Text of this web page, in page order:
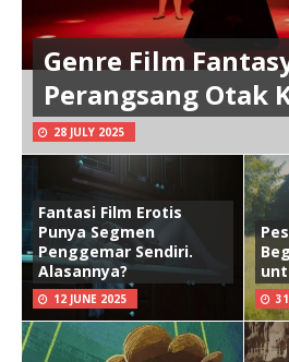
Genre Film
Perangsang Otak
28 JULY 2025
Fantasi Film Erotis
Punya Segmen
Penggemar Sendiri.
Alasannya?
12 JUNE 2025